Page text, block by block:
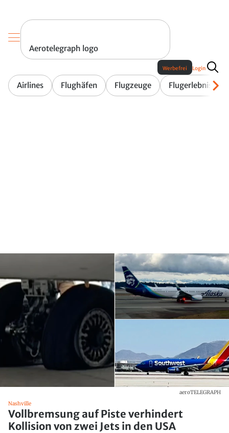
Aerotelegraph logo
Airlines Flughäfen Flugzeuge Flugerlebnis
Werbefrei Login
aeroTELEGRAPH
Nashville
Vollbremsung auf Piste verhindert
Kollision von zwei Jets in den USA